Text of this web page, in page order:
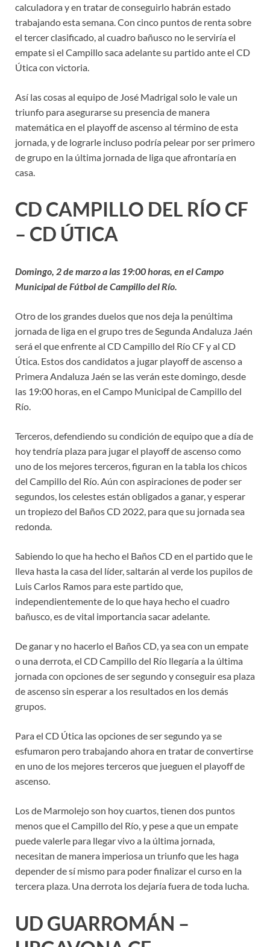
calculadora y en tratar de conseguirlo habrán estado
trabajando esta semana. Con cinco puntos de renta sobre
el tercer clasificado, al cuadro bañusco no le serviría el
empate si el Campillo saca adelante su partido ante el CD
Útica con victoria.
Así las cosas al equipo de José Madrigal solo le vale un
triunfo para asegurarse su presencia de manera
matemática en el playoff de ascenso al término de esta
jornada, y de lograrle incluso podría pelear por ser primero
de grupo en la última jornada de liga que afrontaría en
casa.
CD CAMPILLO DEL RÍO CF
– CD ÚTICA
Domingo, 2 de marzo a las 19:00 horas, en el Campo
Municipal de Fútbol de Campillo del Río.
Otro de los grandes duelos que nos deja la penúltima
jornada de liga en el grupo tres de Segunda Andaluza Jaén
será el que enfrente al CD Campillo del Río CF y al CD
Útica. Estos dos candidatos a jugar playoff de ascenso a
Primera Andaluza Jaén se las verán este domingo, desde
las 19:00 horas, en el Campo Municipal de Campillo del
Río.
Terceros, defendiendo su condición de equipo que a día de
hoy tendría plaza para jugar el playoff de ascenso como
uno de los mejores terceros, figuran en la tabla los chicos
del Campillo del Río. Aún con aspiraciones de poder ser
segundos, los celestes están obligados a ganar, y esperar
un tropiezo del Baños CD 2022, para que su jornada sea
redonda.
Sabiendo lo que ha hecho el Baños CD en el partido que le
lleva hasta la casa del líder, saltarán al verde los pupilos de
Luis Carlos Ramos para este partido que,
independientemente de lo que haya hecho el cuadro
bañusco, es de vital importancia sacar adelante.
De ganar y no hacerlo el Baños CD, ya sea con un empate
o una derrota, el CD Campillo del Río llegaría a la última
jornada con opciones de ser segundo y conseguir esa plaza
de ascenso sin esperar a los resultados en los demás
grupos.
Para el CD Útica las opciones de ser segundo ya se
esfumaron pero trabajando ahora en tratar de convertirse
en uno de los mejores terceros que jueguen el playoff de
ascenso.
Los de Marmolejo son hoy cuartos, tienen dos puntos
menos que el Campillo del Río, y pese a que un empate
puede valerle para llegar vivo a la última jornada,
necesitan de manera imperiosa un triunfo que les haga
depender de sí mismo para poder finalizar el curso en la
tercera plaza. Una derrota los dejaría fuera de toda lucha.
UD GUARROMÁN –